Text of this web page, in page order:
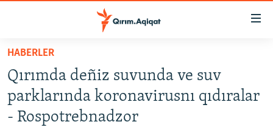
Esas
qaytmaq
Baş
navigatsiyağa
qaytmaq
HABERLER
SİYASET
İQTİSADİYAT
HABERLER
Qırımda deñiz suvunda ve suv
parklarında koronavirusnı qıdıralar
- Rospotrebnadzor